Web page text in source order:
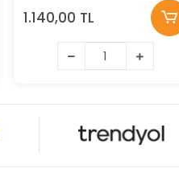
1.140,00 TL